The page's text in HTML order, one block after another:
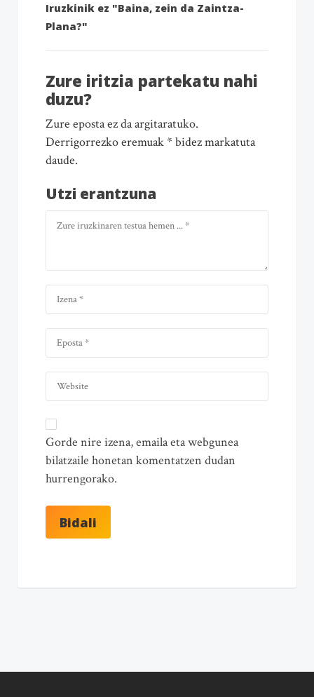
Iruzkinik ez "Baina, zein da Zaintza-
Plana?"
Zure iritzia partekatu nahi
duzu?
Zure eposta ez da argitaratuko.
Derrigorrezko eremuak * bidez markatuta
daude.
Utzi erantzuna
Gorde nire izena, emaila eta webgunea
bilatzaile honetan komentatzen dudan
hurrengorako.